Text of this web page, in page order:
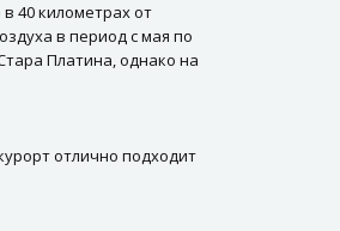
40 километрах от
в период с мая по
Платина, однако на
отлично подходит